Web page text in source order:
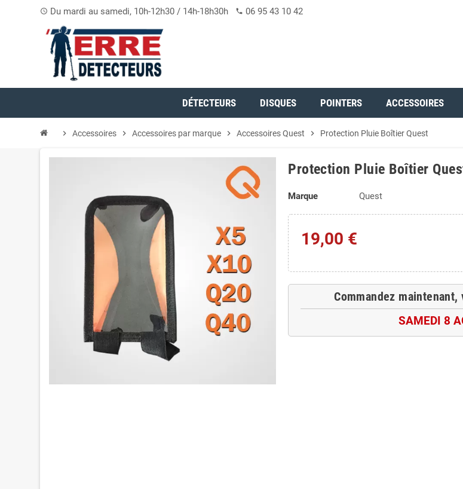
access_time Du mardi au samedi, 10h-12h30 / 14h-18h30h phone 06 95 43 10 42
DÉTECTEURS DISQUES POINTERS ACCESSOIRES
chevron_right Accessoires chevron_right Accessoires par marque chevron_right Accessoires Quest chevron_right Protection Pluie Boîtier Quest
Protection Pluie Boîtier
Marque Quest
19,00 €
Commandez
SAMEDI 8